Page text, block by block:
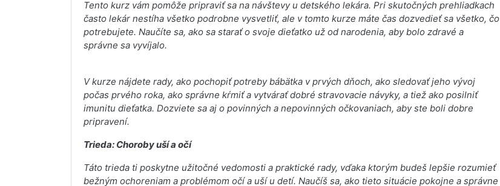
Tento kurz vám pomôže pripraviť sa na návštevy u detského lekára. Pri skutočných prehliadkach
často lekár nestíha všetko podrobne vysvetliť, ale v tomto kurze máte čas dozvedieť sa všetko, čo
potrebujete. Naučíte sa, ako sa starať o svoje dieťatko už od narodenia, aby bolo zdravé a
správne sa vyvíjalo.
V kurze nájdete rady, ako pochopiť potreby bábätka v prvých dňoch, ako sledovať jeho vývoj
počas prvého roka, ako správne kŕmiť a vytvárať dobré stravovacie návyky, a tiež ako posilniť
imunitu dieťatka. Dozviete sa aj o povinných a nepovinných očkovaniach, aby ste boli dobre
pripravení.
Trieda: Choroby uší a očí
Táto trieda ti poskytne užitočné vedomosti a praktické rady, vďaka ktorým budeš lepšie rozumieť
bežným ochoreniam a problémom očí a uší u detí. Naučíš sa, ako tieto situácie pokojne a správne